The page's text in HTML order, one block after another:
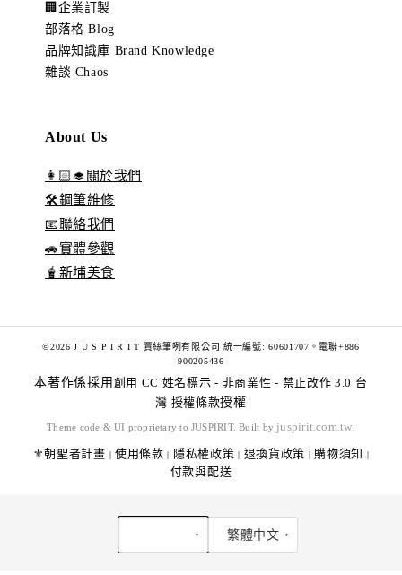
🏢企業訂製
部落格 Blog
品牌知識庫 Brand Knowledge
雜談 Chaos
About Us
👩🏻‍🎓關於我們
🛠️鋼筆維修
📧聯絡我們
🚗實體參觀
🧋新埔美食
©2026 J U S P I R I T 賈絲筆咧有限公司 統一編號: 60601707。電聯+886
900205436
本著作係採用 創用 CC 姓名標示 - 非商業性 - 禁止改作 3.0 台
灣 授權條款授權
Theme code & UI proprietary to JUSPIRIT. Built by juspirit.com.tw
⚜️朝聖者計畫 | 使用條款 | 隱私權政策 | 退換貨政策 | 購物須知 |
付款與配送